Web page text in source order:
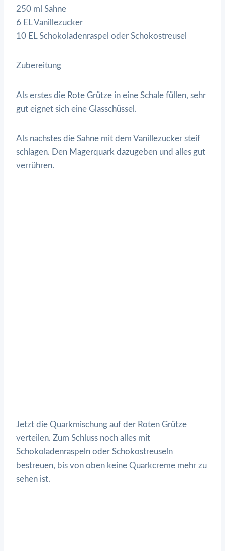
250 ml Sahne
6 EL Vanillezucker
10 EL Schokoladenraspel oder Schokostreusel
Zubereitung
Als erstes die Rote Grütze in eine Schale füllen, sehr
gut eignet sich eine Glasschüssel.
Als nachstes die Sahne mit dem Vanillezucker steif
schlagen. Den Magerquark dazugeben und alles gut
verrühren.
Jetzt die Quarkmischung auf der Roten Grütze
verteilen. Zum Schluss noch alles mit
Schokoladenraspeln oder Schokostreuseln
bestreuen, bis von oben keine Quarkcreme mehr zu
sehen ist.